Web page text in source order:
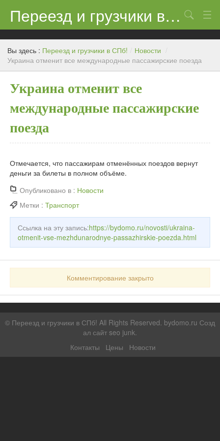
Переезд и грузчики в СПб!
Контакты
Цены
Поиск
Вы здесь : Переезд и грузчики в СПб! / Новости /
Украина отменит все международные пассажирские поезда
Украина отменит все
международные пассажирские
поезда
Отмечается, что пассажирам отменённых поездов вернут
деньги за билеты в полном объёме.
Опубликовано в : Новости
Метки : Транспорт
Ссылка на эту запись:https://bydomo.ru/novosti/ukraina-
otmenit-vse-mezhdunarodnye-passazhirskie-poezda.html
Комментирование закрыто
© Переезд и грузчики в СПб! All Rights Reserved. bydomo.ru Созд
ал сайт seo junk.
Контакты
Цены Новости